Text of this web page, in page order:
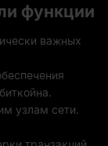
функции
важных
узлам сети.